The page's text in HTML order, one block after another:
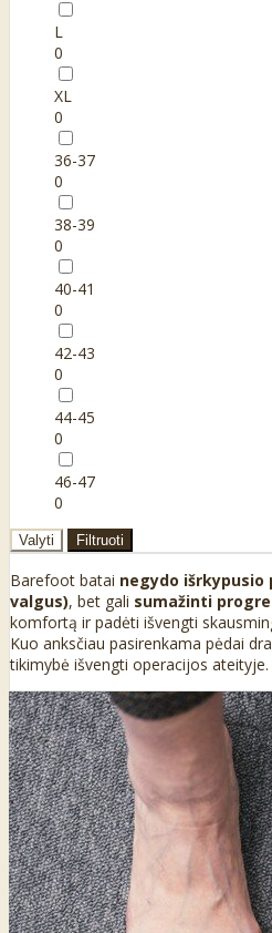
L
0
XL
0
36-37
0
38-39
0
40-41
0
42-43
0
44-45
0
46-47
0
Valyti Filtruoti
Barefoot batai negydo išrkypusio
valgus), bet gali sumažinti
komfortą ir padėti išvengti
Kuo anksčiau pasirenkama pėdai
tikimybė išvengti operacijos ateityje.